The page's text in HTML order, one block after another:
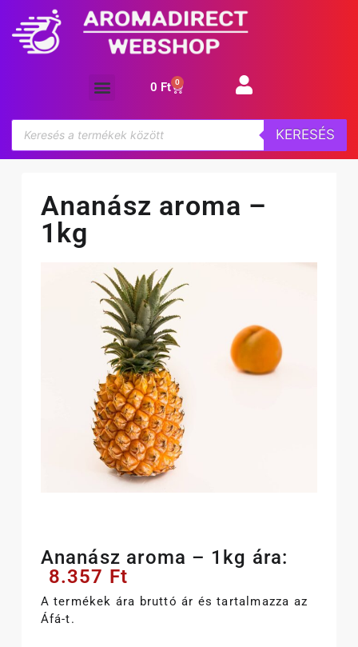
0 Ft 0
KERESÉS
Ananász aroma –
1kg
Ananász aroma – 1kg ára:
8.357 Ft
A termékek ára bruttó ár és tartalmazza az
Áfá-t.